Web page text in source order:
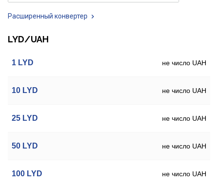
Расширенный конвертер
LYD/UAH
1 LYD не число UAH
10 LYD не число UAH
25 LYD не число UAH
50 LYD не число UAH
100 LYD не число UAH